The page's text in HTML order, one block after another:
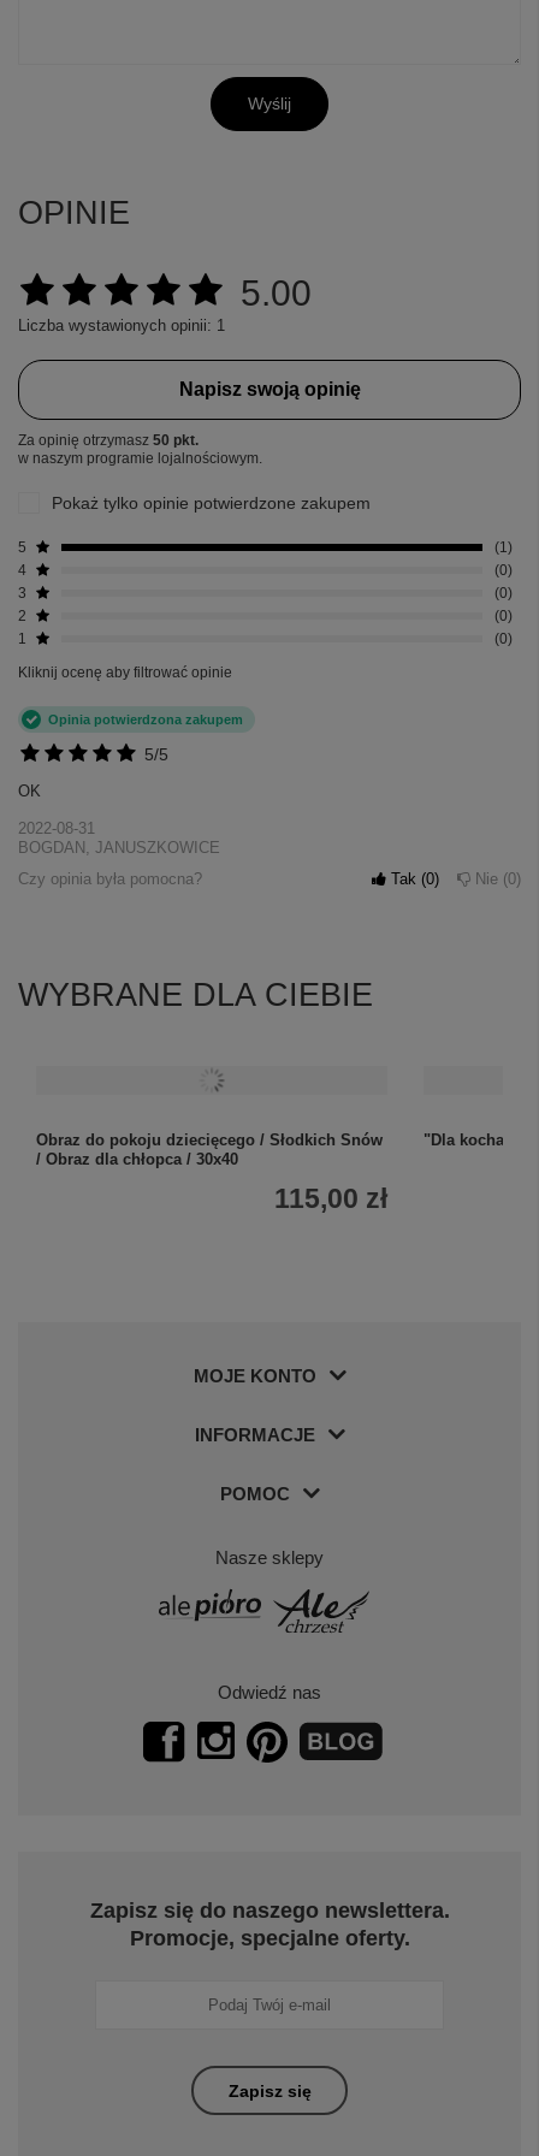
Wyślij
OPINIE
5.00
Liczba wystawionych opinii: 1
Napisz swoją opinię
Za opinię otrzymasz 50 pkt.
w naszym programie lojalnościowym.
Pokaż tylko opinie potwierdzone zakupem
5
1
4
0
3
0
2
0
1
0
Kliknij ocenę aby filtrować opinie
5/5
Opinia potwierdzona zakupem
OK
2022-08-31
BOGDAN, JANUSZKOWICE
Czy opinia była pomocna?
Tak 0 Nie 0
WYBRANE DLA CIEBIE
Obraz do pokoju dziecięcego / Słodkich Snów
/ Obraz dla chłopca / 30x40
115,00 zł
"Dla kochanej
MOJE KONTO
INFORMACJE
POMOC
Nasze sklepy
Odwiedź nas
Zapisz się do naszego newslettera.
Promocje, specjalne oferty.
Zapisz się